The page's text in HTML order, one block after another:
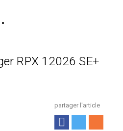
RPX 12026 SE+
partager l'article